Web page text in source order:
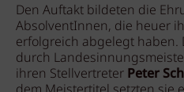
Den Auftakt bildeten die
AbsolventInnen, die heuer
erfolgreich abgelegt haben.
durch
ihren Stellvertreter Peter